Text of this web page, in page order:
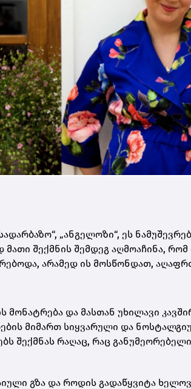
„ანგელოზი“, ეს
მათი შექმნის შემდეგ აღმოაჩინა,
არამედ ის მოსწონდათ,
მონატრება და მასთან უხილავი
მიმართ სიყვარული და
შექმნას რაღაც, რაც
გზა და როდის გადაწყვიტა